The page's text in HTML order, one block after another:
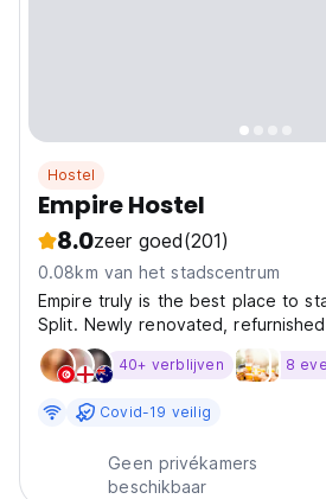
Hostel
Empire Hostel
8.0zeer goed(201)
0.08km van het stadscentrum
Empire truly is the best place to
Split. Newly renovated,
absolute best location in the
this location, you are only
40+ verblijven 8
Covid-19 veilig
Geen privékamers
beschikbaar